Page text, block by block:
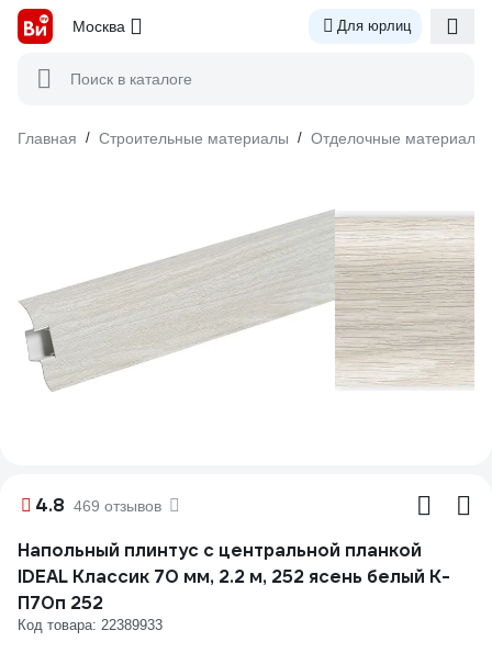
Москва Для юрлиц
Поиск в каталоге
Главная / Строительные материалы / Отделочные материалы
4.8 469 отзывов
Напольный плинтус с центральной планкой
IDEAL Классик 70 мм, 2.2 м, 252 ясень белый К-
П70п 252
Код товара: 22389933